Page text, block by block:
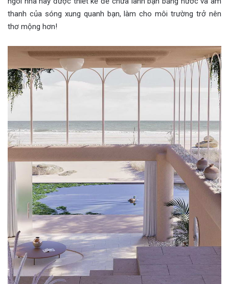
thanh của sóng xung quanh bạn, làm cho môi trường trở nên
thơ mộng hơn!